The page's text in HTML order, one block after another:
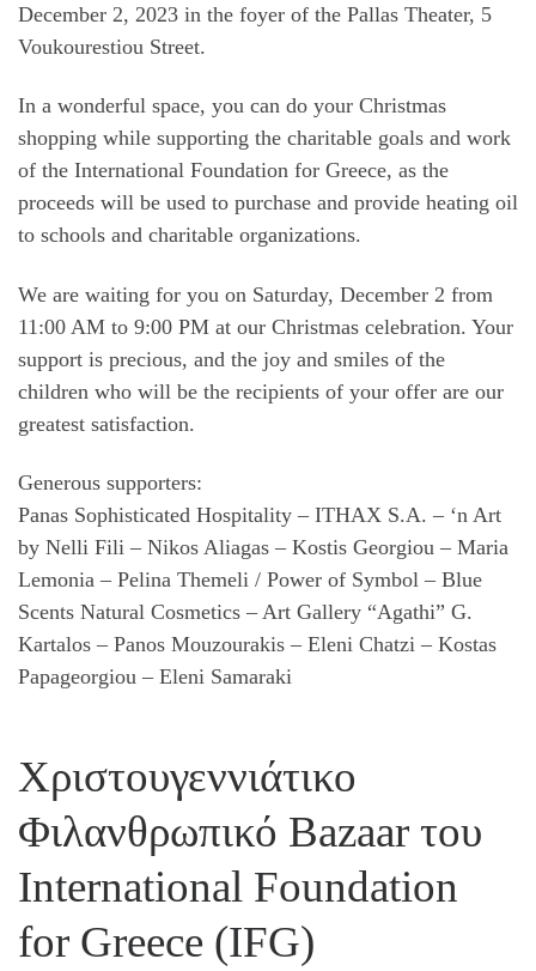
December 2, 2023 in the foyer of the Pallas Theater, 5
Voukourestiou Street.
In a wonderful space, you can do your Christmas
shopping while supporting the charitable goals and work
of the International Foundation for Greece, as the
proceeds will be used to purchase and provide heating oil
to schools and charitable organizations.
We are waiting for you on Saturday, December 2 from
11:00 AM to 9:00 PM at our Christmas celebration. Your
support is precious, and the joy and smiles of the
children who will be the recipients of your offer are our
greatest satisfaction.
Generous supporters:
Panas Sophisticated Hospitality – ITHAX S.A. – ‘n Art
by Nelli Fili – Nikos Aliagas – Kostis Georgiou – Maria
Lemonia – Pelina Themeli / Power of Symbol – Blue
Scents Natural Cosmetics – Art Gallery “Agathi” G.
Kartalos – Panos Mouzourakis – Eleni Chatzi – Kostas
Papageorgiou – Eleni Samaraki
Χριστουγεννιάτικο
Φιλανθρωπικό Bazaar του
International Foundation
for Greece (IFG)